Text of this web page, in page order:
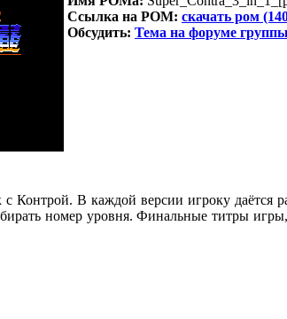
Ссылка на РОМ: скачать ром
Обсудить: Тема на форуме
Контрой. В каждой версии игроку даётся
номер уровня. Финальные титры игры,